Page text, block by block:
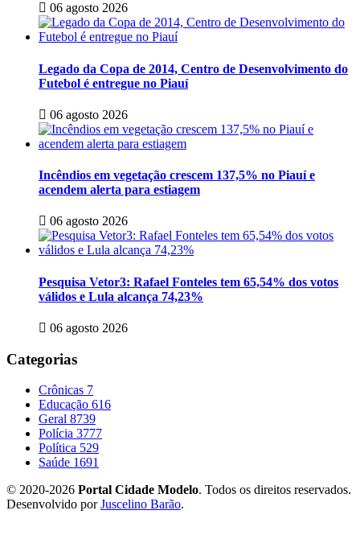
06 agosto 2026
Legado da Copa de 2014, Centro de Desenvolvimento do
Futebol é entregue no Piauí
06 agosto 2026
Incêndios em vegetação crescem 137,5% no Piauí e
acendem alerta para estiagem
06 agosto 2026
Pesquisa Vetor3: Rafael Fonteles tem 65,54% dos votos
válidos e Lula alcança 74,23%
06 agosto 2026
Categorias
Crônicas 7
Educação 616
Geral 8739
Polícia 3777
Política 529
Saúde 1691
© 2020-2026 Portal Cidade Modelo. Todos os direitos reservados.
Desenvolvido porJuscelino Barão.